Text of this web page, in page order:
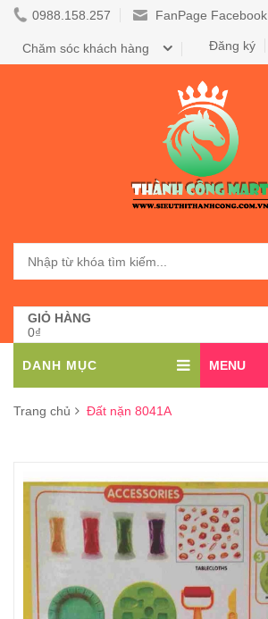
0988.158.257 FanPage Facebook
Đăng ký
Chăm sóc khách hàng
GIỎ HÀNG
0₫
DANH MỤC MENU
Trang chủ Đất nặn 8041A